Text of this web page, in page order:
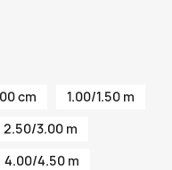
cm
1.00/1.50 m
2.50/3.00 m
4.00/4.50 m